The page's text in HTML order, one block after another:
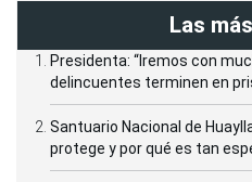
Las
Presidenta: “Iremos con
delincuentes terminen en
Santuario Nacional de
protege y por qué es tan